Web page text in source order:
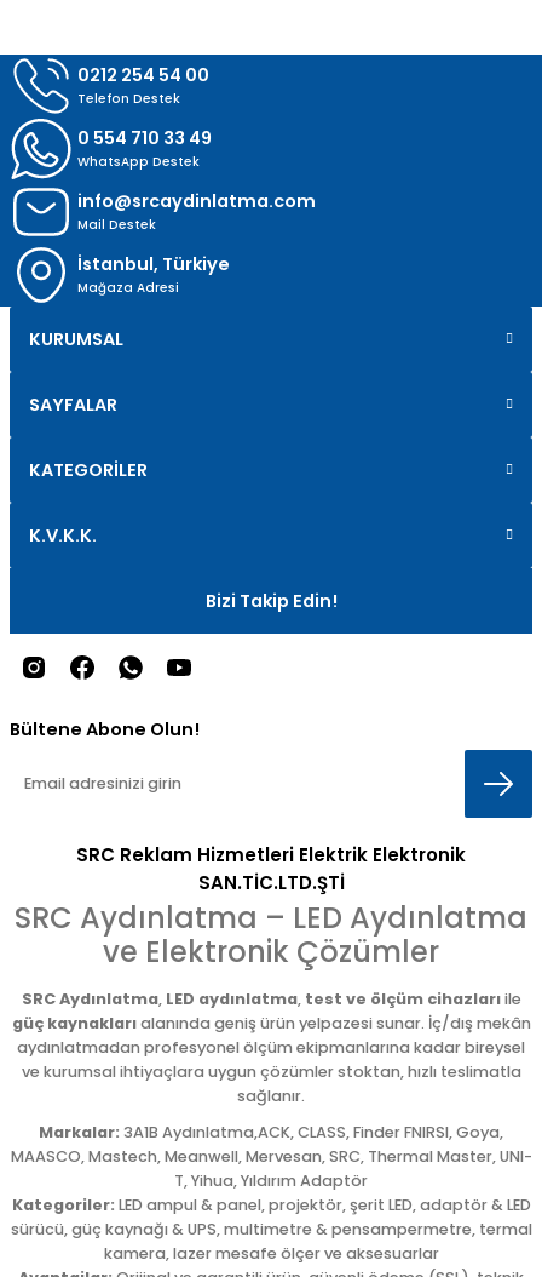
0212 254 54 00
Telefon Destek
0 554 710 33 49
WhatsApp Destek
info@srcaydinlatma.com
Mail Destek
İstanbul, Türkiye
Mağaza Adresi
KURUMSAL
SAYFALAR
KATEGORİLER
K.V.K.K.
Bizi Takip Edin!
Bültene Abone Olun!
SRC Reklam Hizmetleri Elektrik Elektronik
SAN.TİC.LTD.ŞTİ
SRC Aydınlatma – LED Aydınlatma
ve Elektronik Çözümler
SRC Aydınlatma, LED aydınlatma, test ve ölçüm cihazlarıile
güç kaynaklarıalanında geniş ürün yelpazesi sunar. İç/dış mekân
aydınlatmadan profesyonel ölçüm ekipmanlarına kadar bireysel
ve kurumsal ihtiyaçlara uygun çözümler stoktan, hızlı teslimatla
sağlanır.
Markalar: 3A1B Aydınlatma,ACK, CLASS, Finder FNIRSI, Goya,
MAASCO, Mastech, Meanwell, Mervesan, SRC, Thermal Master, UNI-
T, Yihua, Yıldırım Adaptör
Kategoriler: LED ampul & panel, projektör, şerit LED, adaptör & LED
sürücü, güç kaynağı & UPS, multimetre & pensampermetre, termal
kamera, lazer mesafe ölçer ve aksesuarlar